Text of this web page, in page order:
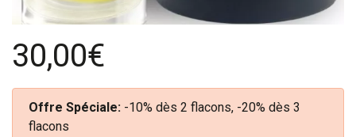
30,00€
Offre Spéciale: -10% dès 2 flacons, -20% dès 3
flacons